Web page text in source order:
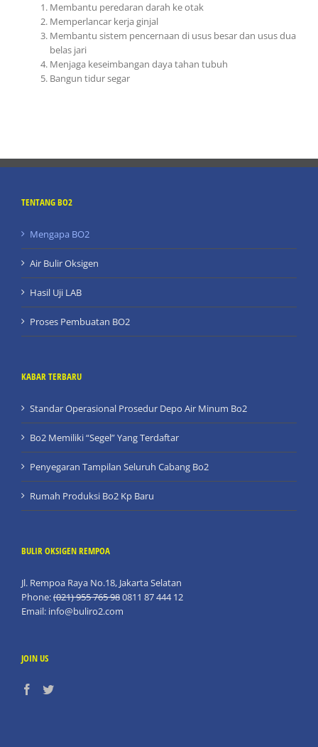
Membantu peredaran darah ke otak
Memperlancar kerja ginjal
Membantu sistem pencernaan di usus besar dan usus dua
belas jari
Menjaga keseimbangan daya tahan tubuh
Bangun tidur segar
TENTANG BO2
Mengapa BO2
Air Bulir Oksigen
Hasil Uji LAB
Proses Pembuatan BO2
KABAR TERBARU
Standar Operasional Prosedur Depo Air Minum Bo2
Bo2 Memiliki “Segel” Yang Terdaftar
Penyegaran Tampilan Seluruh Cabang Bo2
Rumah Produksi Bo2 Kp Baru
BULIR OKSIGEN REMPOA
Jl. Rempoa Raya No.18, Jakarta Selatan
Phone:(021) 955 765 980811 87 444 12
Email: info@buliro2.com
JOIN US